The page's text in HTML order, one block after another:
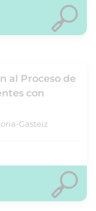
al Proceso de
con
Gasteiz